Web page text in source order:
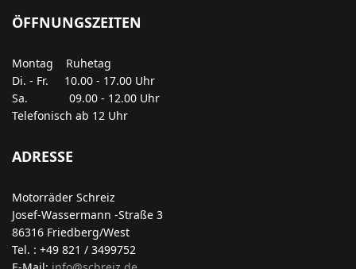
ÖFFNUNGSZEITEN
Montag Ruhetag
Di. - Fr. 10.00 - 17.00 Uhr
Sa. 09.00 - 12.00 Uhr
Telefonisch ab 12 Uhr
ADRESSE
Motorräder Schreiz
Josef-Wassermann -Straße 3
86316 Friedberg/West
Tel. : +49 821 / 3499752